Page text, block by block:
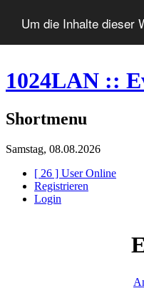
Um die Inhalte dieser
1024LAN ::
Shortmenu
Samstag, 08.08.2026
[ 26 ] User Online
Registrieren
Login